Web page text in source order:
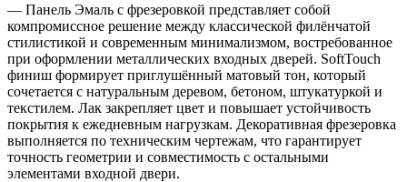
— Панель Эмаль с фрезеровкой представляет собой
компромиссное решение между классической филёнчатой
стилистикой и современным минимализмом, востребованное
при оформлении металлических входных дверей. SoftTouch
финиш формирует приглушённый матовый тон, который
сочетается с натуральным деревом, бетоном, штукатуркой и
текстилем. Лак закрепляет цвет и повышает устойчивость
покрытия к ежедневным нагрузкам. Декоративная фрезеровка
выполняется по техническим чертежам, что гарантирует
точность геометрии и совместимость с остальными
элементами входной двери.